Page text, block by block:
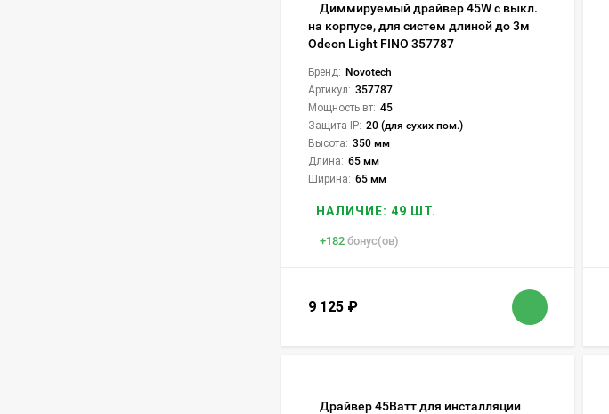
Диммируемый драйвер 45W с выкл.
на корпусе, для систем длиной до 3м
Odeon Light FINO 357787
Бренд: Novotech
Артикул: 357787
Мощность вт: 45
Защита IP: 20 (для сухих пом.)
Высота: 350 мм
Длина: 65 мм
Ширина: 65 мм
НАЛИЧИЕ: 49 ШТ.
+182 бонус(ов)
9 125 ₽
Драйвер 45Ватт для инсталляции